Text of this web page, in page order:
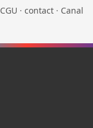
CGU · contact · Canal